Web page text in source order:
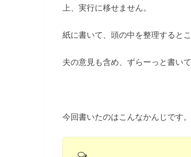
上、実行に移せません。
紙に書いて、頭の中を整理すると
夫の意見も含め、ずらーっと書いて
今回書いたのはこんなかんじです。